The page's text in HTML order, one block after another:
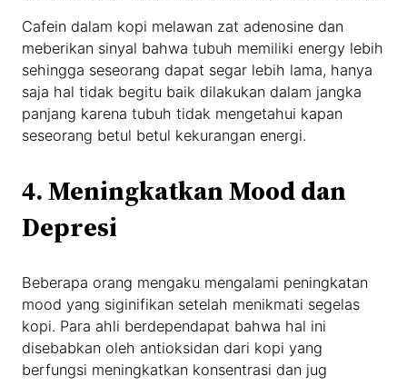
Cafein dalam kopi melawan zat adenosine dan
meberikan sinyal bahwa tubuh memiliki energy lebih
sehingga seseorang dapat segar lebih lama, hanya
saja hal tidak begitu baik dilakukan dalam jangka
panjang karena tubuh tidak mengetahui kapan
seseorang betul betul kekurangan energi.
4.Meningkatkan Mood dan
Depresi
Beberapa orang mengaku mengalami peningkatan
mood yang siginifikan setelah menikmati segelas
kopi. Para ahli berdependapat bahwa hal ini
disebabkan oleh antioksidan dari kopi yang
berfungsi meningkatkan konsentrasi dan jug